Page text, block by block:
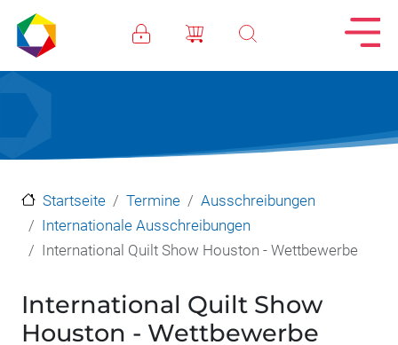
Direkt zum Inhalt
Startseite Termine
Ausschreibungen
Internationale Ausschreibungen
International Quilt Show Houston - Wettbewerbe
International Quilt Show
Houston - Wettbewerbe